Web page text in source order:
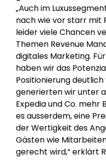
„Auch im
nach wie vor starr mit
leider viele Chancen
Themen Revenue
digitales Marketing.
haben wir das
Positionierung
generierten wir unter
Expedia und Co. mehr
es ausserdem, eine
der Wertigkeit des
Gästen wie
gerecht wird,“ erklärt